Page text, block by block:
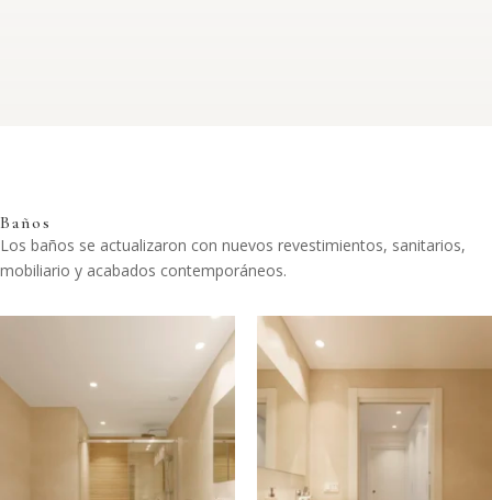
Baños
Los baños se actualizaron con nuevos revestimientos, sanitarios,
mobiliario y acabados contemporáneos.